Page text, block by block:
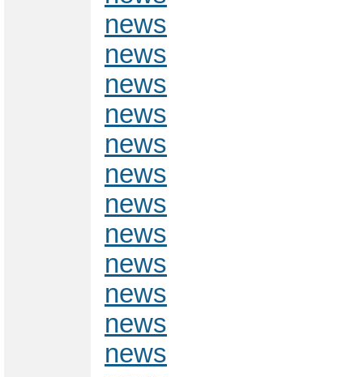
news
news
news
news
news
news
news
news
news
news
news
news